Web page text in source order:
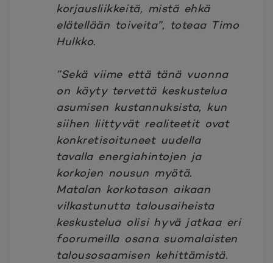
korjausliikkeitä, mistä ehkä
elätellään toiveita”, toteaa Timo
Hulkko.
”Sekä viime että tänä vuonna
on käyty tervettä keskustelua
asumisen kustannuksista, kun
siihen liittyvät realiteetit ovat
konkretisoituneet uudella
tavalla energiahintojen ja
korkojen nousun myötä.
Matalan korkotason aikaan
vilkastunutta talousaiheista
keskustelua olisi hyvä jatkaa eri
foorumeilla osana suomalaisten
talousosaamisen kehittämistä.